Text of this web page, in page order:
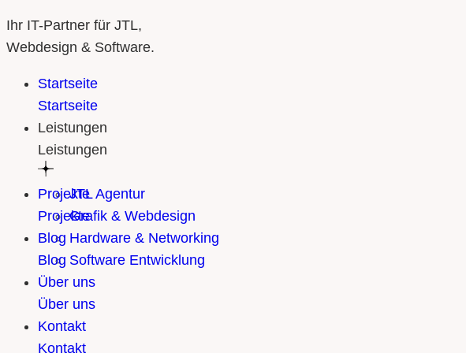
Ihr IT-Partner für JTL,
Webdesign & Software.
Startseite
Startseite
Leistungen
Leistungen
JTL Agentur
Grafik & Webdesign
Hardware & Networking
Software Entwicklung
Projekte
Projekte
Blog
Blog
Über uns
Über uns
Kontakt
Kontakt